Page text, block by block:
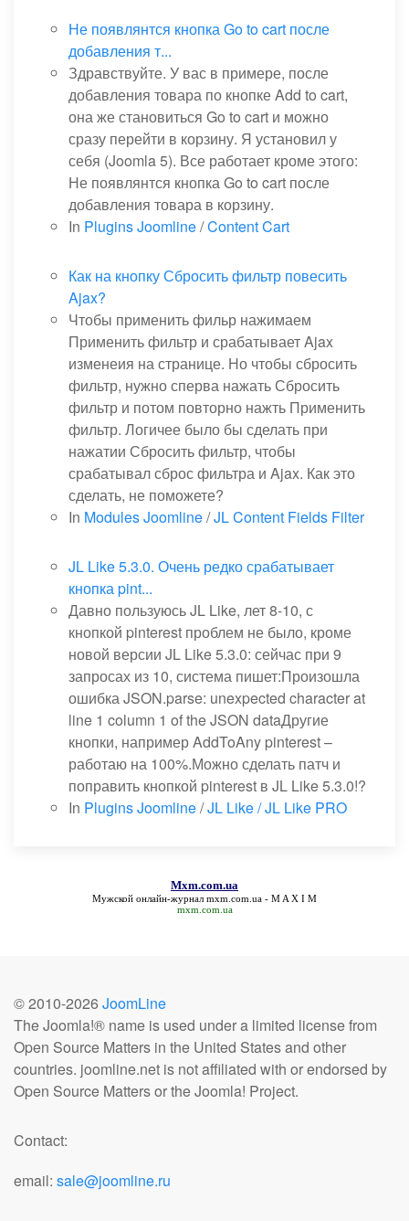
Не появлянтся кнопка Go to cart после
добавления т...
Здравствуйте. У вас в примере, после
добавления товара по кнопке Add to cart,
она же становиться Go to cart и можно
сразу перейти в корзину. Я установил у
себя (Joomla 5). Все работает кроме этого:
Не появлянтся кнопка Go to cart после
добавления товара в корзину.
In Plugins Joomline/Content Cart
Как на кнопку Сбросить фильтр повесить
Ajax?
Чтобы применить фильр нажимаем
Применить фильтр и срабатывает Ajax
изменеия на странице. Но чтобы сбросить
фильтр, нужно сперва нажать Сбросить
фильтр и потом повторно нажть Применить
фильтр. Логичее было бы сделать при
нажатии Сбросить фильтр, чтобы
срабатывал сброс фильтра и Ajax. Как это
сделать, не поможете?
In Modules Joomline/JL Content Fields Filter
JL Like 5.3.0. Очень редко срабатывает
кнопка pint...
Давно пользуюсь JL Like, лет 8-10, с
кнопкой pinterest проблем не было, кроме
новой версии JL Like 5.3.0: сейчас при 9
запросах из 10, система пишет:Произошла
ошибка JSON.parse: unexpected character at
line 1 column 1 of the JSON dataДругие
кнопки, например AddToAny pinterest –
работаю на 100%.Можно сделать патч и
поправить кнопкой pinterest в JL Like 5.3.0!?
In Plugins Joomline/JL Like / JL Like PRO
Mxm.com.ua
Мужской онлайн-журнал mxm.com.ua - M A X I M
mxm.com.ua
© 2010-2026 JoomLine
The Joomla!® name is used under a limited license from
Open Source Matters in the United States and other
countries. joomline.net is not affiliated with or endorsed by
Open Source Matters or the Joomla! Project.
Contact:
email: sale@joomline.ru